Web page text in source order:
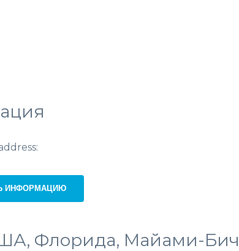
ИНФОРМАЦИЮ
Флорида, Майами-Бич